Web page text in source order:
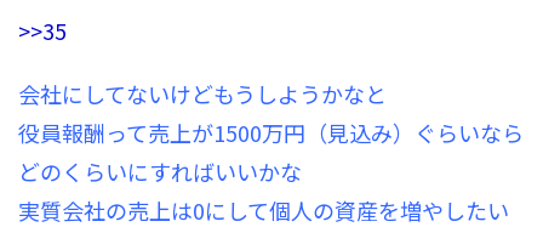
>>35
会社にしてないけどもうしようかなと
役員報酬って売上が1500万円（見込み）ぐらいなら
どのくらいにすればいいかな
実質会社の売上は0にして個人の資産を増やしたい